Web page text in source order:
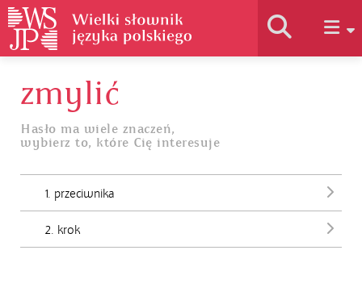
Jak korzystać
zmylić
Hasło ma wiele znaczeń,
wybierz to, które Cię interesuje
1. przeciwnika
2. krok